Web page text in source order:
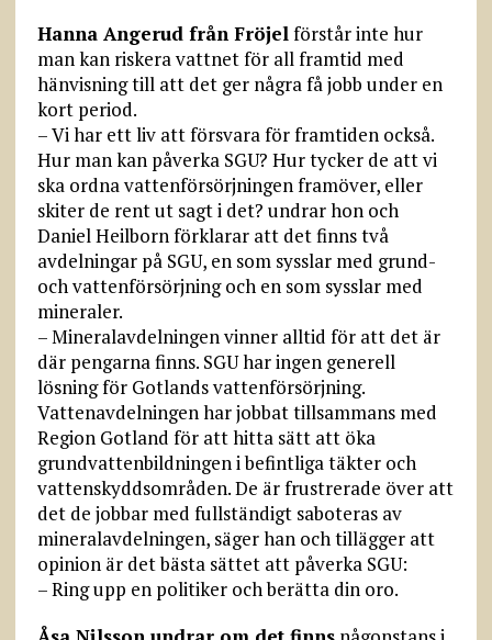
Hanna Angerud från Fröjelförstår inte hur
man kan riskera vattnet för all framtid med
hänvisning till att det ger några få jobb under en
kort period.
– Vi har ett liv att försvara för framtiden också.
Hur man kan påverka SGU? Hur tycker de att vi
ska ordna vattenförsörjningen framöver, eller
skiter de rent ut sagt i det? undrar hon och
Daniel Heilborn förklarar att det finns två
avdelningar på SGU, en som sysslar med grund-
och vattenförsörjning och en som sysslar med
mineraler.
– Mineralavdelningen vinner alltid för att det är
där pengarna finns. SGU har ingen generell
lösning för Gotlands vattenförsörjning.
Vattenavdelningen har jobbat tillsammans med
Region Gotland för att hitta sätt att öka
grundvattenbildningen i befintliga täkter och
vattenskyddsområden. De är frustrerade över att
det de jobbar med fullständigt saboteras av
mineralavdelningen, säger han och tillägger att
opinion är det bästa sättet att påverka SGU:
– Ring upp en politiker och berätta din oro.